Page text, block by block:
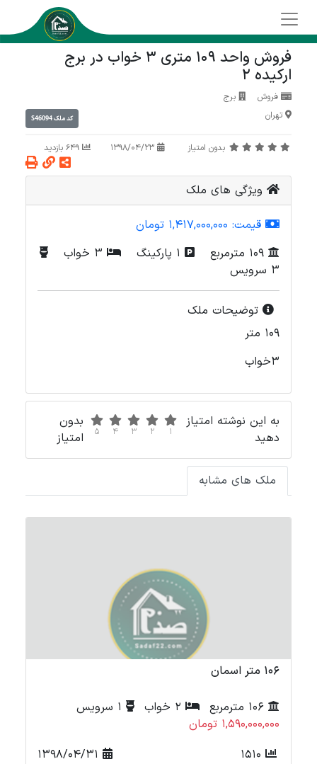
فروش واحد 109 متری 3 خواب در برج
ارکیده 2
فروش
برج
تهران
کد ملکS46094
بدون امتیاز
ویژگی های ملک
قیمت: 1,417,000,000 تومان
109 مترمربع
1 پارکینگ
3 خواب
3 سرویس
توضیحات ملک
109 متر
3خواب
به این نوشته امتیاز
دهید
1
2
3
4
5
بدون
امتیاز
ملک های مشابه
106 متر اسمان
1,590,000,000 تومان